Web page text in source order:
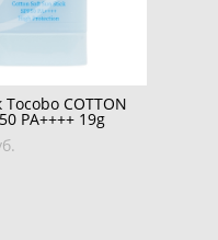
COTTON
PA++++ 19g